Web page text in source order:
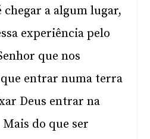
a algum lugar,
experiência pelo
que nos
entrar numa terra
Deus entrar na
do que ser